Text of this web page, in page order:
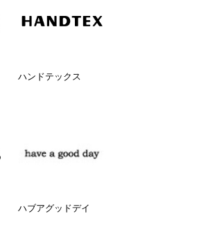
ハンドテックス
ハブアグッドデイ